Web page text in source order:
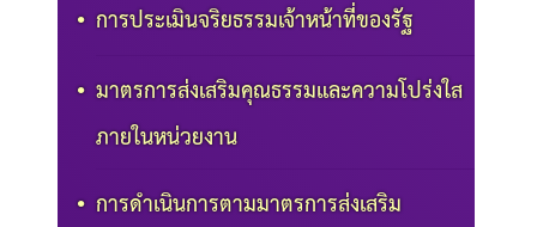
การประเมินจริยธรรมเจ้าหน้าที่ของรัฐ
มาตรการส่งเสริมคุณธรรมและความโปร่งใส
ภายในหน่วยงาน
การดำเนินการตามมาตรการส่งเสริม